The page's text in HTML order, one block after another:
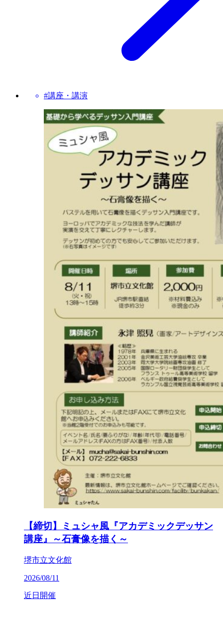
#講座・講演
【締切】ミュシャ風『アカデミックデッサン
講座』～石膏像を描く～
堺市立文化館
2026/08/11
近日開催